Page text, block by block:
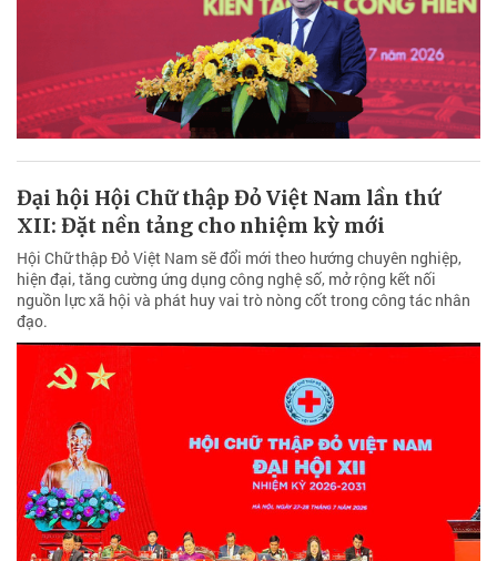
Đại hội Hội Chữ thập Đỏ Việt Nam lần thứ
XII: Đặt nền tảng cho nhiệm kỳ mới
Hội Chữ thập Đỏ Việt Nam sẽ đổi mới theo hướng chuyên nghiệp,
hiện đại, tăng cường ứng dụng công nghệ số, mở rộng kết nối
nguồn lực xã hội và phát huy vai trò nòng cốt trong công tác nhân
đạo.